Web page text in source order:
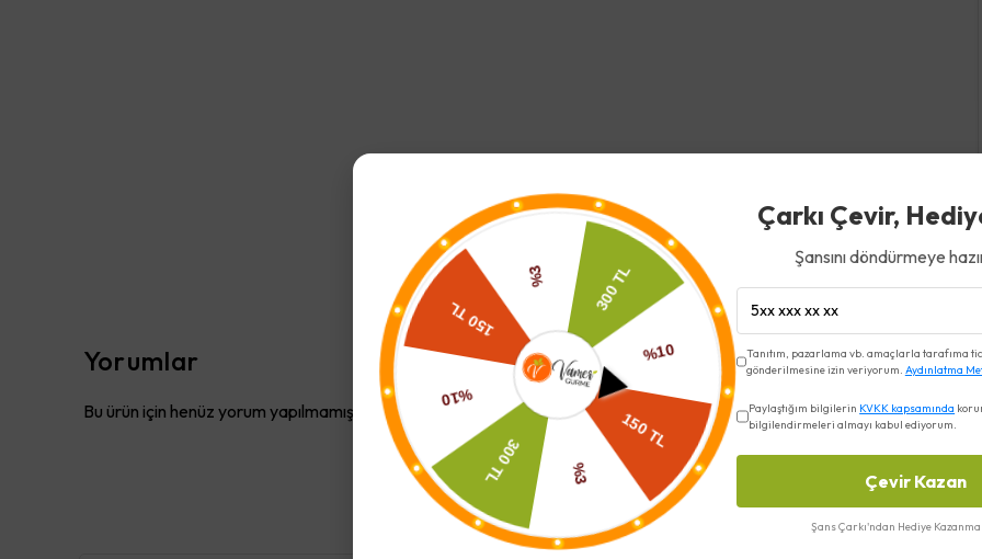
Yorumlar
Bu ürün için henüz yorum yapılmamış.
Benzer Ürünler
Çarkı Çevir,
Şansını döndürmeye
Tanıtım, pazarlama vb. amaçlarla tarafıma
gönderilmesine izin veriyorum. Aydınlatma
Paylaştığım bilgilerin KVKK kapsamında
bilgilendirmeleri almayı kabul ediyorum.
Çevir Kazan
Şans Çarkı'ndan Hediye Kazanma